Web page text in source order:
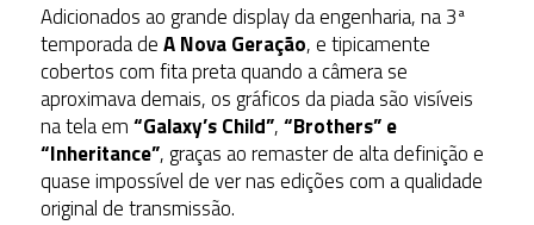
Adicionados ao grande display da engenharia, na 3ª
temporada deA Nova Geração, e tipicamente
cobertos com fita preta quando a câmera se
aproximava demais, os gráficos da piada são visíveis
na tela em“Galaxy’s Child”,“Brothers” e
“Inheritance”, graças ao remaster de alta definição e
quase impossível de ver nas edições com a qualidade
original de transmissão.